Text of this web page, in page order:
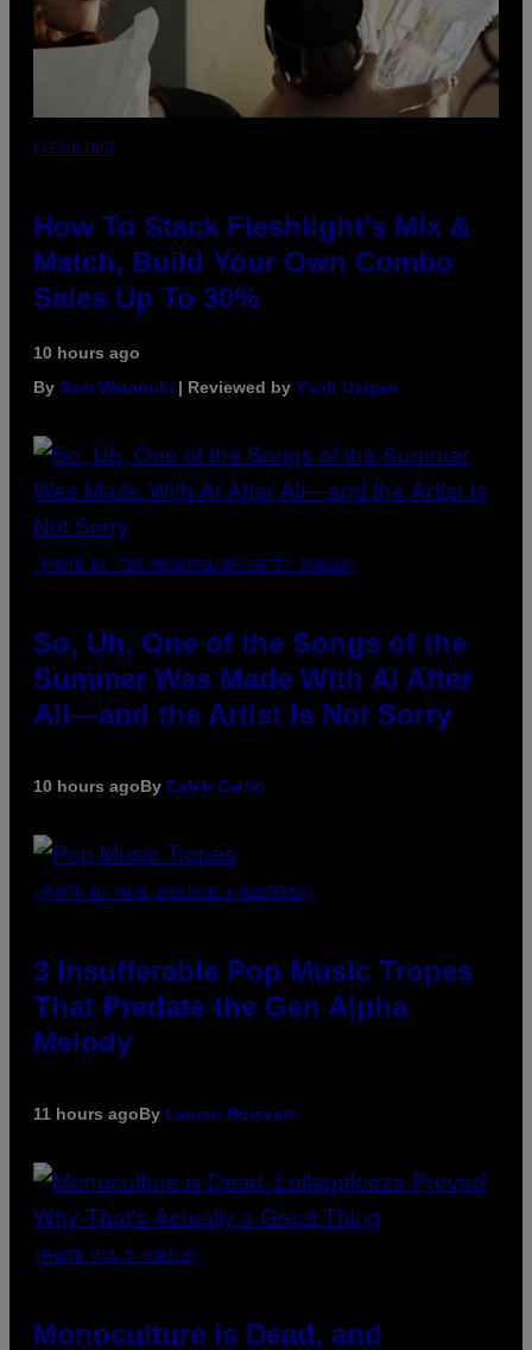
FLESHLIGHT
How To Stack Fleshlight’s Mix &
Match, Build Your Own Combo
Sales Up To 30%
10 hours ago
By Sam Watanuki | Reviewed by Ysolt Usigan
(PHOTO BY TIM MOSENFELDER/GETTY IMAGES)
So, Uh, One of the Songs of the
Summer Was Made With AI After
All—and the Artist Is Not Sorry
10 hours agoBy Caleb Catlin
(PHOTO BY MARC BROUSSELY/REDFERNS)
3 Insufferable Pop Music Tropes
That Predate the Gen Alpha
Melody
11 hours agoBy Lauren Boisvert
(PHOTO VIA T-MOBILE)
Monoculture is Dead, and